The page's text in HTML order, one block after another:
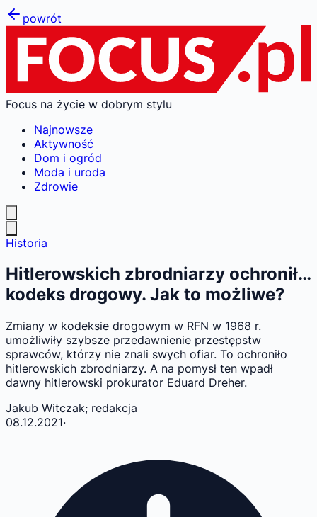
powrót
Focus na życie w dobrym stylu
Najnowsze
Aktywność
Dom i ogród
Moda i uroda
Zdrowie
Historia
Hitlerowskich zbrodniarzy ochronił…
kodeks drogowy. Jak to możliwe?
Zmiany w kodeksie drogowym w RFN w 1968 r.
umożliwiły szybsze przedawnienie przestępstw
sprawców, którzy nie znali swych ofiar. To ochroniło
hitlerowskich zbrodniarzy. A na pomysł ten wpadł
dawny hitlerowski prokurator Eduard Dreher.
Jakub Witczak; redakcja
08.12.2021·